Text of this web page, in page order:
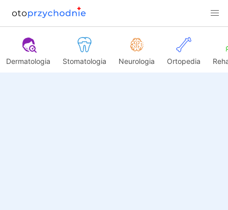
Dermatologia Stomatologia Neurologia Ortopedia